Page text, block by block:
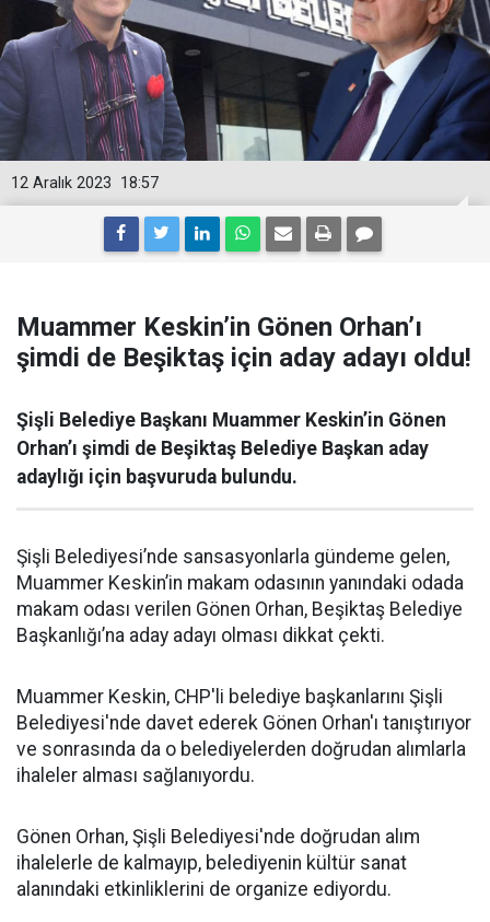
18:57
12 Aralık 2023
Muammer Keskin’in Gönen Orhan’ı
şimdi de Beşiktaş için aday adayı oldu!
Şişli Belediye Başkanı Muammer Keskin’in Gönen
Orhan’ı şimdi de Beşiktaş Belediye Başkan aday
adaylığı için başvuruda bulundu.
Şişli Belediyesi’nde sansasyonlarla gündeme gelen,
Muammer Keskin’in makam odasının yanındaki odada
makam odası verilen Gönen Orhan, Beşiktaş Belediye
Başkanlığı’na aday adayı olması dikkat çekti.
Muammer Keskin, CHP'li belediye başkanlarını Şişli
Belediyesi'nde davet ederek Gönen Orhan'ı tanıştırıyor
ve sonrasında da o belediyelerden doğrudan alımlarla
ihaleler alması sağlanıyordu.
Gönen Orhan, Şişli Belediyesi'nde doğrudan alım
ihalelerle de kalmayıp, belediyenin kültür sanat
alanındaki etkinliklerini de organize ediyordu.